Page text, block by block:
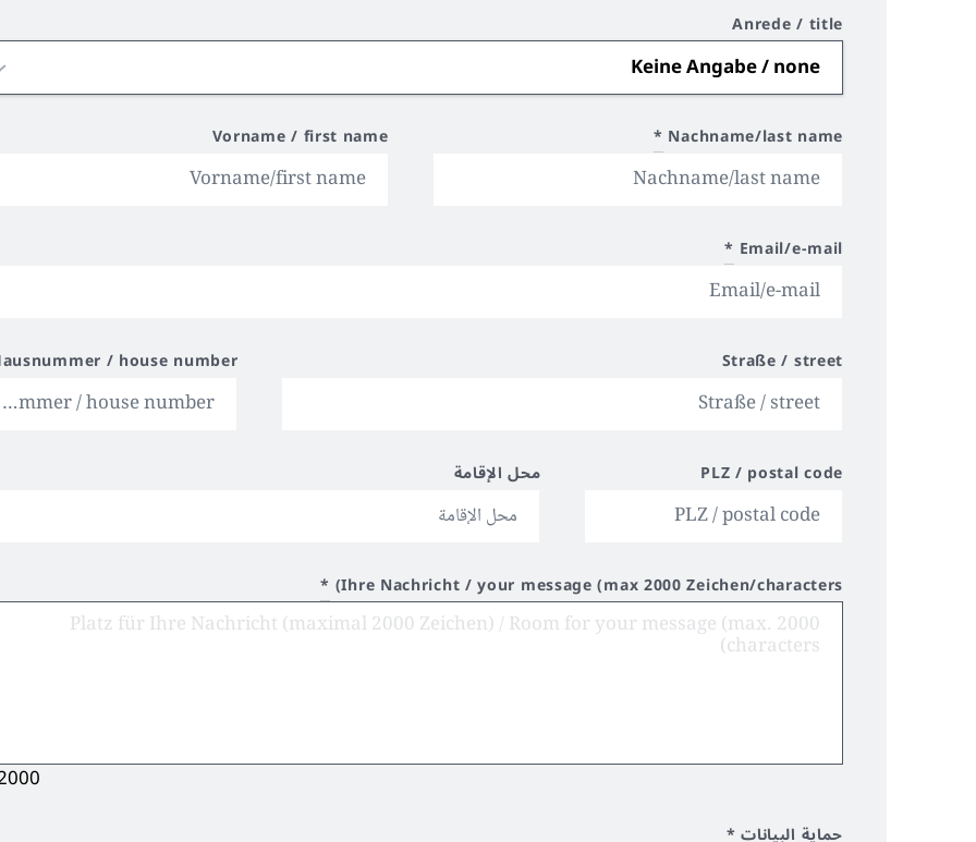
Anrede / title
Nachname/last name
*
Vorname / first name
Email/e-mail
*
Straße / street
/ house number
PLZ / postal code محل الإقامة
Ihre Nachricht / your message (max 2000 Zeichen/characters)
*
حماية البيانات *